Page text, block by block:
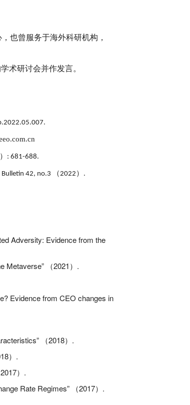
也曾服务于海外科研机构，
术研讨会并作发言。
） : 681-688.
Bulletin 42, no.3 （2022 ） .
Adversity: Evidence from the
Metaverse” （2021 ） .
Evidence from CEO changes in
（2018） .
） .
2017） .
Rate Regimes” （2017） .